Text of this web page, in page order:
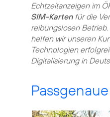
Echtzeitanzeigen im
SIM-Kartenfür die
reibungslosen
helfen wir unseren
Technologien
Digitalisierung in